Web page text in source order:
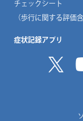
チェックシート
（歩行に関する評価
症状記録アプリ